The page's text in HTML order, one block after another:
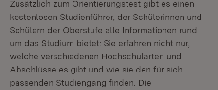
Zusätzlich zum Orientierungstest gibt es einen
kostenlosen Studienführer, der Schülerinnen und
Schülern der Oberstufe alle Informationen rund
um das Studium bietet: Sie erfahren nicht nur,
welche verschiedenen Hochschularten und
Abschlüsse es gibt und wie sie den für sich
passenden Studiengang finden. Die